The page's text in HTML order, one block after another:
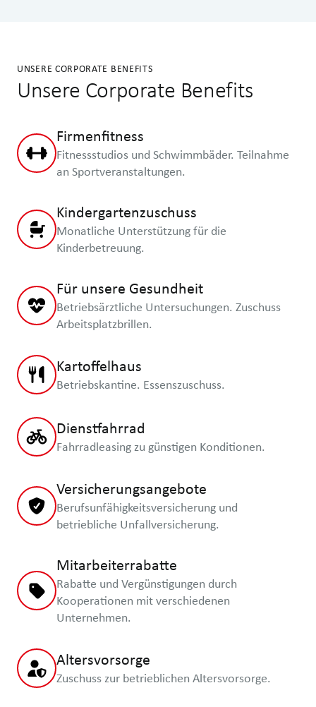
UNSERE CORPORATE BENEFITS
Unsere Corporate Benefits
Firmenfitness
Fitnessstudios und Schwimmbäder. Teilnahme
an Sportveranstaltungen.
Kindergartenzuschuss
Monatliche Unterstützung für die
Kinderbetreuung.
Für unsere Gesundheit
Betriebsärztliche Untersuchungen. Zuschuss
Arbeitsplatzbrillen.
Kartoffelhaus
Betriebskantine. Essenszuschuss.
Dienstfahrrad
Fahrradleasing zu günstigen Konditionen.
Versicherungsangebote
Berufsunfähigkeitsversicherung und
betriebliche Unfallversicherung.
Mitarbeiterrabatte
Rabatte und Vergünstigungen durch
Kooperationen mit verschiedenen
Unternehmen.
Altersvorsorge
Zuschuss zur betrieblichen Altersvorsorge.